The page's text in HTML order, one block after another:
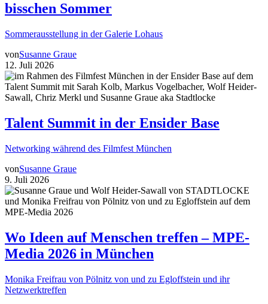
bisschen Sommer
Sommerausstellung in der Galerie Lohaus
vonSusanne Graue
12. Juli 2026
Talent Summit in der Ensider Base
Networking während des Filmfest München
vonSusanne Graue
9. Juli 2026
Wo Ideen auf Menschen treffen – MPE-
Media 2026 in München
Monika Freifrau von Pölnitz von und zu Egloffstein und ihr
Netzwerktreffen